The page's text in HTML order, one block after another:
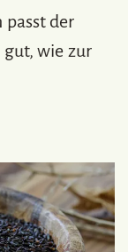
passt der
gut, wie zur